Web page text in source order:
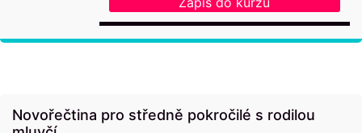
Novořečtina pro středně pokročilé s rodilou